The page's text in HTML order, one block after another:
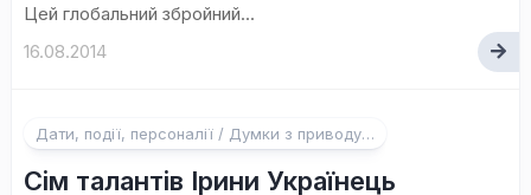
Цей глобальний збройний...
16.08.2014
Дати, події, персоналії / Думки з приводу…
Сім талантів Ірини Українець